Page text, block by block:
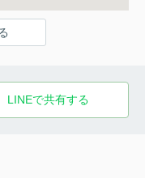
LINEで共有する